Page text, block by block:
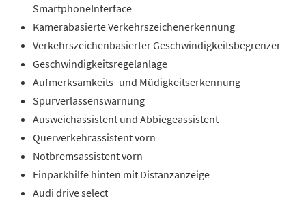
SmartphoneInterface
Kamerabasierte Verkehrszeichenerkennung
Verkehrszeichenbasierter Geschwindigkeitsbegrenzer
Geschwindigkeitsregelanlage
Aufmerksamkeits- und Müdigkeitserkennung
Spurverlassenswarnung
Ausweichassistent und Abbiegeassistent
Querverkehrassistent vorn
Notbremsassistent vorn
Einparkhilfe hinten mit Distanzanzeige
Audi drive select